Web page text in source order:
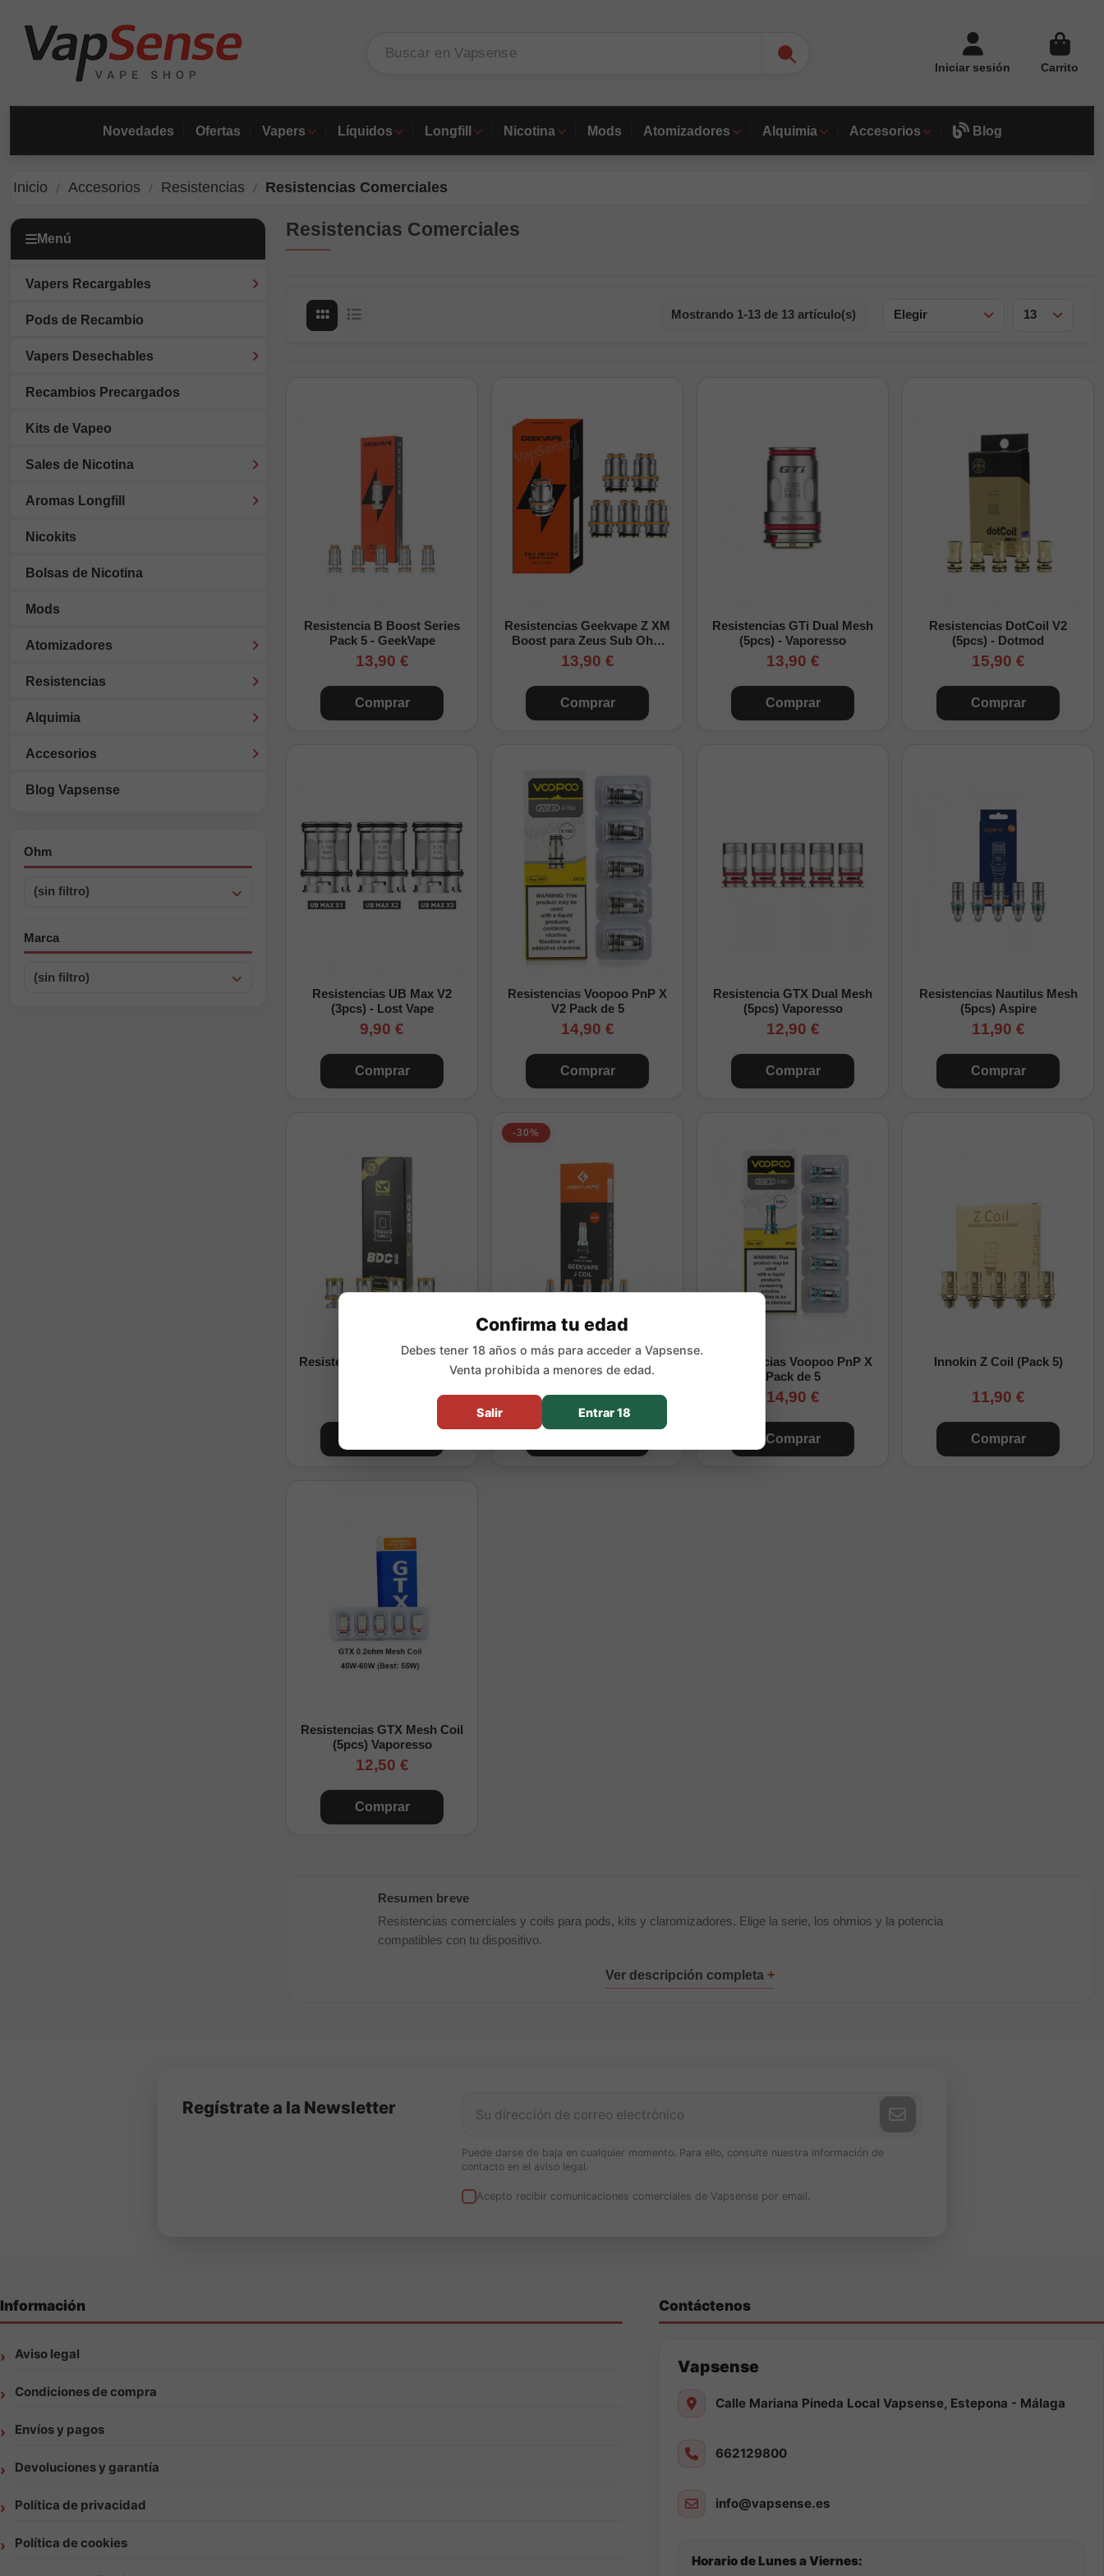
Iniciar sesión Carrito
Novedades Ofertas Vapers Líquidos Longfill Nicotina Mods Atomizadores Alquimia Accesorios Blog
Inicio Accesorios Resistencias Resistencias Comerciales
Resistencias Comerciales
Vista en cuadrícula
Vista en lista Mostrando 1-13 de 13 artículo(s) Elegir 13
Resistencia B Boost Series
Pack 5 - GeekVape
13,90 €
Comprar
Resistencias Geekvape Z XM
Boost para Zeus Sub Ohm
Pack de 5
13,90 €
Comprar
Resistencias GTi Dual Mesh
(5pcs) - Vaporesso
13,90 €
Comprar
Resistencias DotCoil V2
(5pcs) - Dotmod
15,90 €
Comprar
Resistencias UB Max V2
(3pcs) - Lost Vape
9,90 €
Comprar
Resistencias Voopoo PnP X
V2 Pack de 5
14,90 €
Comprar
Resistencia GTX Dual Mesh
(5pcs) Vaporesso
12,90 €
Comprar
Resistencias Nautilus Mesh
(5pcs) Aspire
11,90 €
Comprar
Resistencias BDC (4 pcs) BD
-30%
11,13 € 15,90 €
Resistencias Voopoo PnP X
Pack de 5
14,90 €
Comprar
Innokin Z Coil (Pack 5)
11,90 €
Comprar
Resistencias GTX Mesh Coil
(5pcs) Vaporesso
12,50 €
Comprar
Resistencias comerciales y coils para pods, kits y claromizadores. Elige la serie, los ohmios y la potencia
compatibles con tu dispositivo.
Menú
Vapers Recargables
Pods de Recambio
Vapers Desechables
Recambios Precargados
Kits de Vapeo
Sales de Nicotina
Aromas Longfill
Nicokits
Bolsas de Nicotina
Mods
Atomizadores
Resistencias
Alquimia
Accesorios
Blog Vapsense
Ohm
(sin filtro)
Marca
(sin filtro)
Regístrate a la Newsletter
Puede darse de baja en cualquier momento. Para ello, consulte nuestra información de
contacto en el aviso legal.
Acepto recibir comunicaciones comerciales de Vapsense por email.
Información
Aviso legal
Condiciones de compra
Envíos y pagos
Devoluciones y garantía
Política de privacidad
Política de cookies
Contáctenos
Vapsense
Calle Mariana Pineda Local Vapsense, Estepona - Málaga
662129800
info@vapsense.es
Horario de Lunes a Viernes:
Confirma tu edad
Debes tener 18 años o más para acceder a Vapsense.
Venta prohibida a menores de edad.
Salir Entrar 18